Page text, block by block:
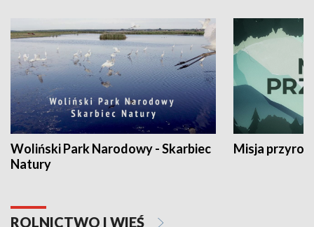
Woliński Park Narodowy - Skarbiec
Natury
Misja
ROLNICTWO I WIEŚ